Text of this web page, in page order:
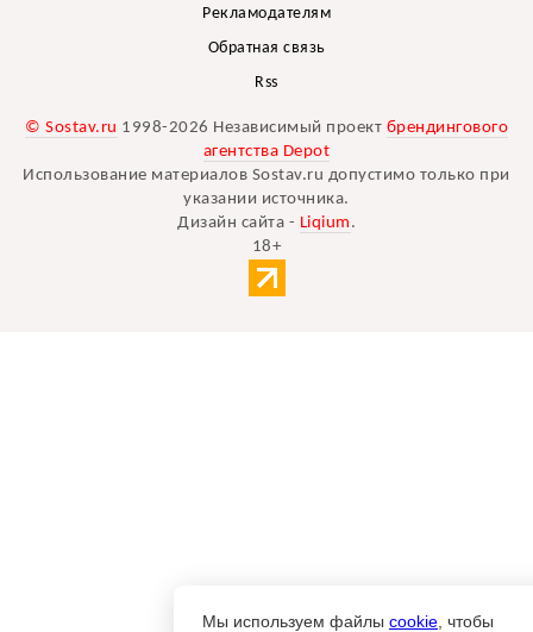
Рекламодателям
Обратная связь
Rss
© Sostav.ru 1998-2026 Независимый проект брендингового
агентства Depot
Использование материалов Sostav.ru допустимо только при
указании источника.
Дизайн сайта - Liqium .
18+
Мы используем файлы cookie , чтобы